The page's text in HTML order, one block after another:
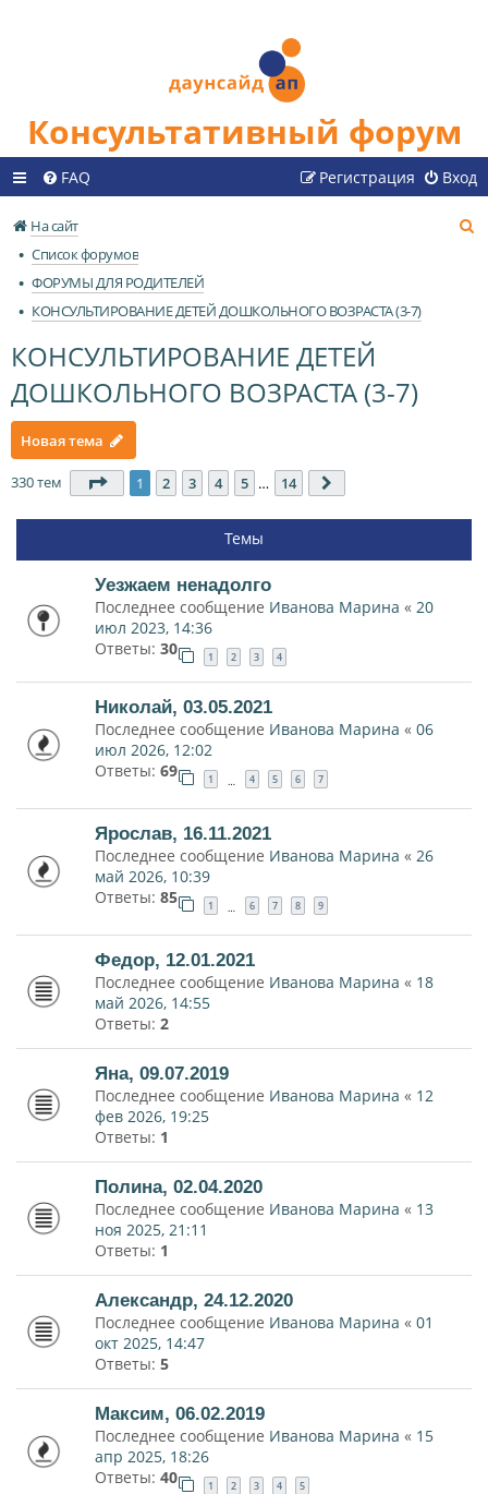
Консультативный форум
FAQ Вход
Регистрация
На сайт
Список форумов
ФОРУМЫ ДЛЯ РОДИТЕЛЕЙ
КОНСУЛЬТИРОВАНИЕ ДЕТЕЙ ДОШКОЛЬНОГО ВОЗРАСТА (3-7)
КОНСУЛЬТИРОВАНИЕ ДЕТЕЙ
ДОШКОЛЬНОГО ВОЗРАСТА (3-7)
Новая тема
330 тем Страница 1из 14
1 2 3 4 5 … 14
Темы
Уезжаем ненадолго
Последнее сообщение Иванова Марина « 20
июл 2023, 14:36
Ответы: 30 1 2 3 4
Николай, 03.05.2021
Последнее сообщение Иванова Марина « 06
июл 2026, 12:02
Ответы: 69 1 … 4 5 6 7
Ярослав, 16.11.2021
Последнее сообщение Иванова Марина « 26
май 2026, 10:39
Ответы: 85 1 … 6 7 8 9
Федор, 12.01.2021
Последнее сообщение Иванова Марина « 18
май 2026, 14:55
Ответы: 2
Яна, 09.07.2019
Последнее сообщение Иванова Марина « 12
фев 2026, 19:25
Ответы: 1
Полина, 02.04.2020
Последнее сообщение Иванова Марина « 13
ноя 2025, 21:11
Ответы: 1
Александр, 24.12.2020
Последнее сообщение Иванова Марина « 01
окт 2025, 14:47
Ответы: 5
Максим, 06.02.2019
Последнее сообщение Иванова Марина « 15
апр 2025, 18:26
Ответы: 40 1 2 3 4 5